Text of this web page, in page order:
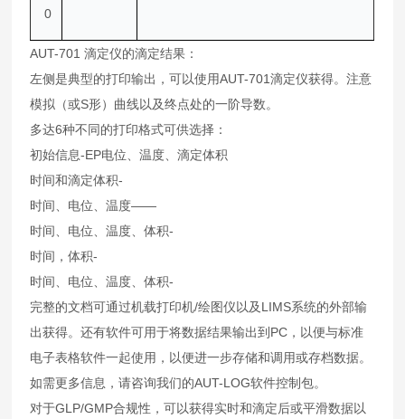
0
AUT-701 滴定仪的滴定结果：
左侧是典型的打印输出，可以使用AUT-701滴定仪获得。注意
模拟（或S形）曲线以及终点处的一阶导数。
多达6种不同的打印格式可供选择：
初始信息-EP电位、温度、滴定体积
时间和滴定体积-
时间、电位、温度——
时间、电位、温度、体积-
时间，体积-
时间、电位、温度、体积-
完整的文档可通过机载打印机/绘图仪以及LIMS系统的外部输
出获得。还有软件可用于将数据结果输出到PC，以便与标准
电子表格软件一起使用，以便进一步存储和调用或存档数据。
如需更多信息，请咨询我们的AUT-LOG软件控制包。
对于GLP/GMP合规性，可以获得实时和滴定后或平滑数据以